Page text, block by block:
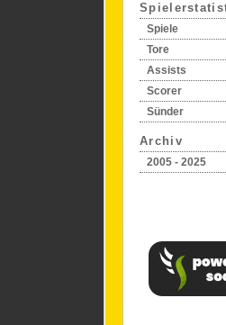
Spiele
Tore
Assists
Scorer
Sünder
Archiv
2005 - 2025